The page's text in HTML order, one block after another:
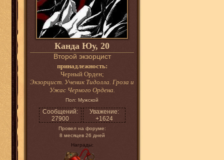
Канда Юу, 20
Второй экзорцист
принадлежность:
Черный Орден;
Экзорцист. Ученик Тидолла. Гроза и
Ужас Черного Ордена.
Пол: Мужской
Сообщений:
27900
Уважение:
+1624
Провел на форуме:
8 месяцев 26 дней
Награды: